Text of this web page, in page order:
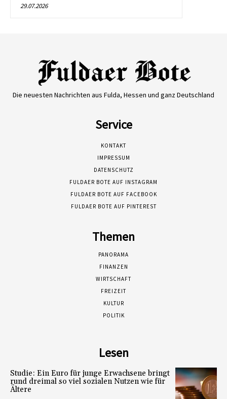
29.07.2026
Die neuesten Nachrichten aus Fulda, Hessen und ganz Deutschland
Service
KONTAKT
IMPRESSUM
DATENSCHUTZ
FULDAER BOTE AUF INSTAGRAM
FULDAER BOTE AUF FACEBOOK
FULDAER BOTE AUF PINTEREST
Themen
PANORAMA
FINANZEN
WIRTSCHAFT
FREIZEIT
KULTUR
POLITIK
Lesen
Studie: Ein Euro für junge Erwachsene bringt
rund dreimal so viel sozialen Nutzen wie für
Ältere